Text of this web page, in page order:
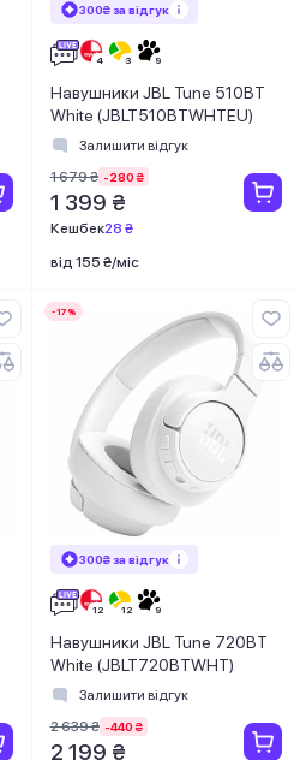
300₴ за відгук
Навушники JBL Tune 510BT
White (JBLT510BTWHTEU)
Залишити відгук
1 679 ₴ -280 ₴
1 399 ₴
Кешбек28 ₴
від 155 ₴/міс
-17%
300₴ за відгук
Навушники JBL Tune 720BT
White (JBLT720BTWHT)
Залишити відгук
2 639 ₴ -440 ₴
2 199 ₴